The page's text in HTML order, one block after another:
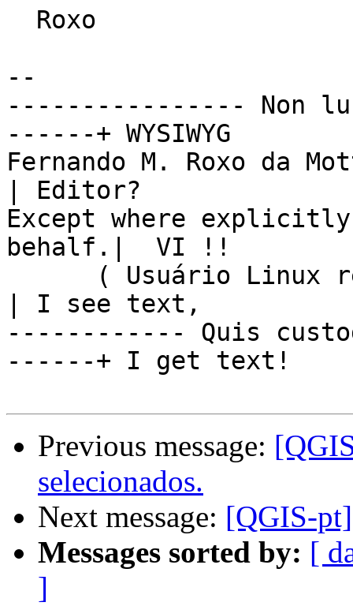
--
---------------- Non
------+ WYSIWYG
Fernando M. Roxo da
| Editor?
Except where
behalf.|  VI !!
| I see text,
------------ Quis
------+ I get text!
Previous message:
selecionados.
Next message: [QGIS-
Messages sorted by: [
]